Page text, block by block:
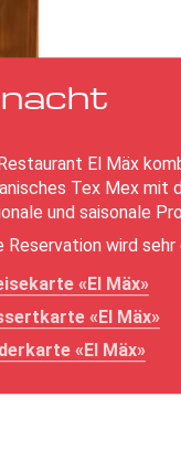
El Mäx
Tex Mex mit
und saisonale
Reservation wird
«El Mäx»
«El Mäx»
«El Mäx»